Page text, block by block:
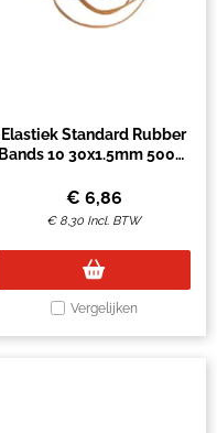
Elastiek Standard Rubber
Bands 10 30x1.5mm 500gr
€ 6,86
€ 8,30 Incl. BTW
Vergelijken